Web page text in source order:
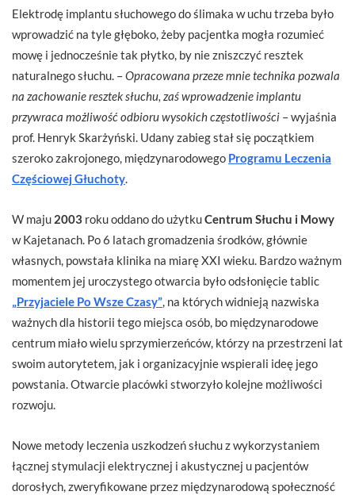
Elektrodę implantu słuchowego do ślimaka w uchu trzeba było
wprowadzić na tyle głęboko, żeby pacjentka mogła rozumieć
mowę i jednocześnie tak płytko, by nie zniszczyć resztek
naturalnego słuchu. –Opracowana przeze mnie technika pozwala
na zachowanie resztek słuchu, zaś wprowadzenie implantu
przywraca możliwość odbioru wysokich częstotliwości – wyjaśnia
prof. Henryk Skarżyński. Udany zabieg stał się początkiem
szeroko zakrojonego, międzynarodowego Programu Leczenia
Częściowej Głuchoty.
W maju 2003 roku oddano do użytkuCentrum Słuchu i Mowy
w Kajetanach. Po 6 latach gromadzenia środków, głównie
własnych, powstała klinika na miarę XXI wieku. Bardzo ważnym
momentem jej uroczystego otwarcia było odsłonięcie tablic
„Przyjaciele Po Wsze Czasy”, na których widnieją nazwiska
ważnych dla historii tego miejsca osób, bo międzynarodowe
centrum miało wielu sprzymierzeńców, którzy na przestrzeni lat
swoim autorytetem, jak i organizacyjnie wspierali ideę jego
powstania. Otwarcie placówki stworzyło kolejne możliwości
rozwoju.
Nowe metody leczenia uszkodzeń słuchu z wykorzystaniem
łącznej stymulacji elektrycznej i akustycznej u pacjentów
dorosłych, zweryfikowane przez międzynarodową społeczność